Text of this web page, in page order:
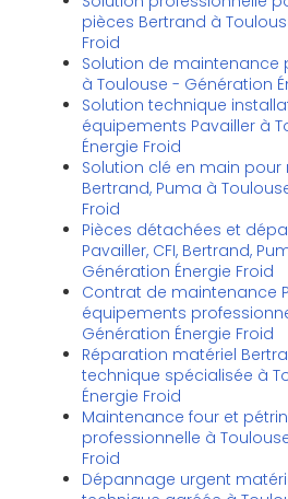
pièces Bertrand à
Froid
Solution de maintenance
à Toulouse - Génération
Solution technique
équipements Pavailler à
Énergie Froid
Solution clé en main pour
Bertrand, Puma à
Froid
Pièces détachées et
Pavailler, CFI, Bertrand,
Génération Énergie Froid
Contrat de maintenance
équipements
Génération Énergie Froid
Réparation matériel
technique spécialisée à
Énergie Froid
Maintenance four et
professionnelle à
Froid
Dépannage urgent